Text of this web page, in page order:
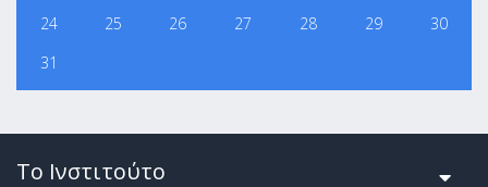
24
25 26 27 28 29
30
31
Το Ινστιτούτο